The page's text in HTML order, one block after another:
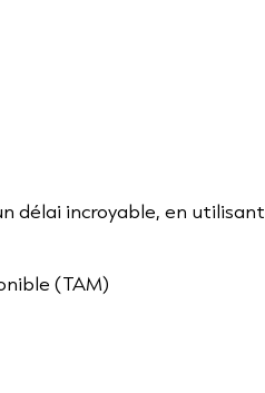
délai incroyable, en utilisant
(TAM)